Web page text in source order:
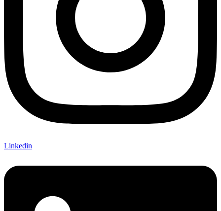
Linkedin